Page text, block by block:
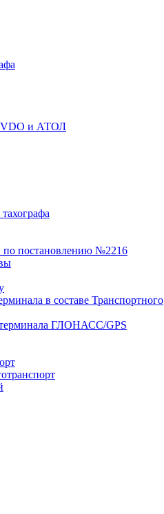
VDO и АТОЛ
постановлению №2216
в составе Транспортного
терминала ГЛОНАСС/GPS